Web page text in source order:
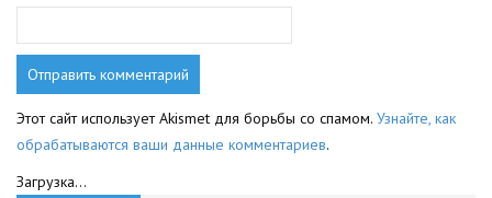
Этот сайт использует Akismet для борьбы со спамом. Узнайте, как
обрабатываются ваши данные комментариев.
Загрузка...